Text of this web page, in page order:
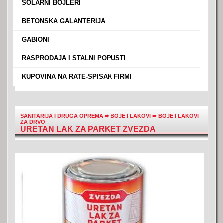
SOLARNI BOJLERI
BETONSKA GALANTERIJA
GABIONI
RASPRODAJA I STALNI POPUSTI
KUPOVINA NA RATE-SPISAK FIRMI
SANITARIJA I DRUGA OPREMA ➨BOJE I LAKOVI ➨BOJE I LAKOVI
ZA DRVO
URETAN LAK ZA PARKET ZVEZDA